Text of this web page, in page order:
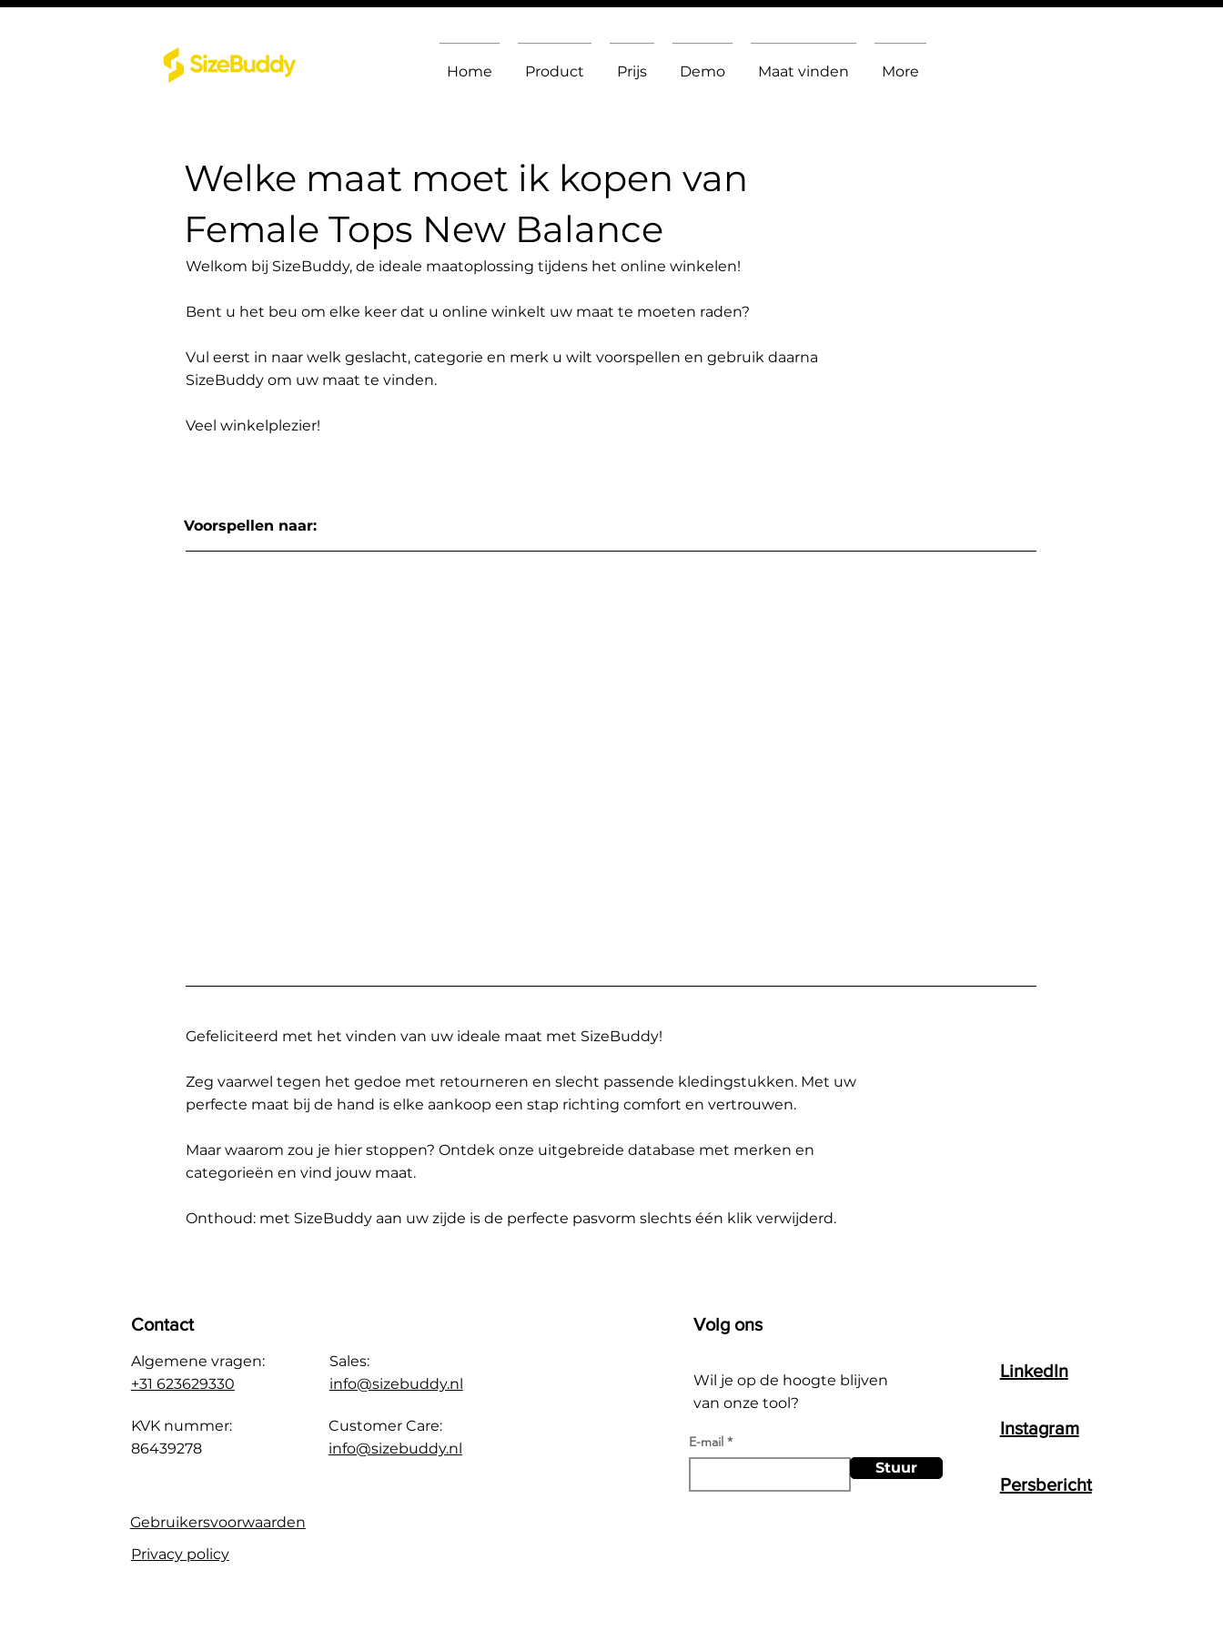
Home Product Prijs Demo Maat vinden More
Welke maat moet ik kopen van
Female Tops New Balance
Welkom bij SizeBuddy, de ideale maatoplossing tijdens het online winkelen!
Bent u het beu om elke keer dat u online winkelt uw maat te moeten raden?
Vul eerst in naar welk geslacht, categorie en merk u wilt voorspellen en gebruik daarna
SizeBuddy om uw maat te vinden.
Veel winkelplezier!
Voorspellen naar:
Gefeliciteerd met het vinden van uw ideale maat met SizeBuddy!
Zeg vaarwel tegen het gedoe met retourneren en slecht passende kledingstukken. Met uw
perfecte maat bij de hand is elke aankoop een stap richting comfort en vertrouwen.
Maar waarom zou je hier stoppen? Ontdek onze uitgebreide database met merken en
categorieën en vind jouw maat.
Onthoud: met SizeBuddy aan uw zijde is de perfecte pasvorm slechts één klik verwijderd.
Contact
Algemene vragen:
+31 623629330
KVK nummer:
86439278
Sales:
info@sizebuddy.nl
Customer Care:
info@sizebuddy.nl
Gebruikersvoorwaarden
Privacy policy
Volg ons
Wil je op de hoogte blijven
van onze tool?
E-mail
Stuur
LinkedIn
Instagram
Persbericht